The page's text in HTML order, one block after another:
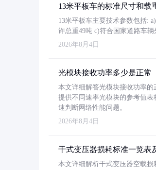
13米平板车的标准尺寸和载
13米平板车主要技术参数包括:
许总重49吨 c)符合国家道路车
2026年8月4日
光模块接收功率多少是正常
本文详细解答光模块接收功率
提供不同速率光模块的参考值
速判断网络性能问题。
2026年8月4日
干式变压器损耗标准一览表
本文详细解析干式变压器空载损